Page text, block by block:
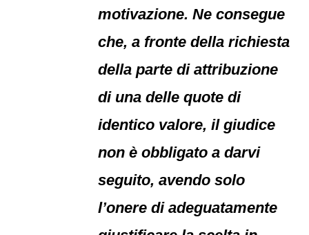
motivazione. Ne consegue
che, a fronte della richiesta
della parte di attribuzione
di una delle quote di
identico valore, il giudice
non è obbligato a darvi
seguito, avendo solo
l’onere di adeguatamente